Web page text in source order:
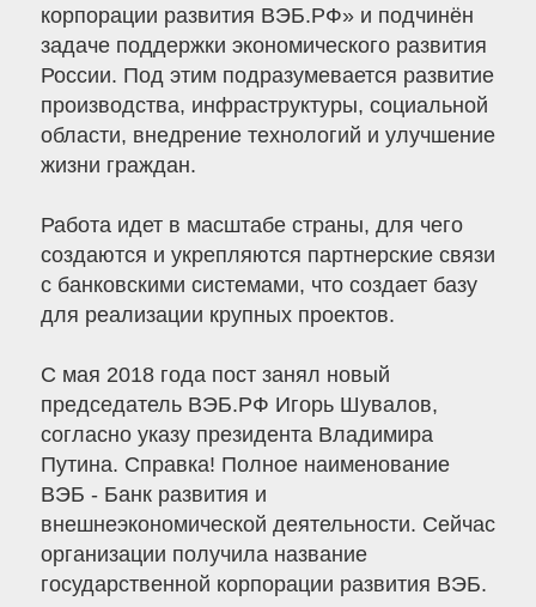
корпорации развития ВЭБ.РФ» и подчинён
задаче поддержки экономического развития
России. Под этим подразумевается развитие
производства, инфраструктуры, социальной
области, внедрение технологий и улучшение
жизни граждан.
Работа идет в масштабе страны, для чего
создаются и укрепляются партнерские связи
с банковскими системами, что создает базу
для реализации крупных проектов.
С мая 2018 года пост занял новый
председатель ВЭБ.РФ Игорь Шувалов,
согласно указу президента Владимира
Путина. Справка! Полное наименование
ВЭБ - Банк развития и
внешнеэкономической деятельности. Сейчас
организации получила название
государственной корпорации развития ВЭБ.